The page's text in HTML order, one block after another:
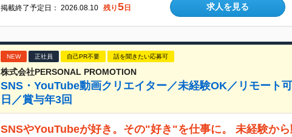
掲載終了予定日：2026.08.10 残り5 日 求人を見る
NEW 正社員 自己PR不要 話を聞きたい応募可
株式会社PERSONAL PROMOTION
SNS・YouTube動画クリエイター／未経験OK／リモート
日／賞与年3回
SNSやYouTubeが好き。その"好き"を仕事に。 未経験から